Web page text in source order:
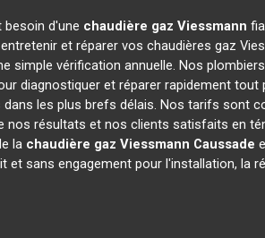
d'une chaudière gaz Viessmann
et réparer vos chaudières gaz
simple vérification annuelle. Nos
diagnostiquer et réparer rapidement
les plus brefs délais. Nos tarifs
résultats et nos clients satisfaits en
la chaudière gaz Viessmann Caussade
et sans engagement pour l'installation, la